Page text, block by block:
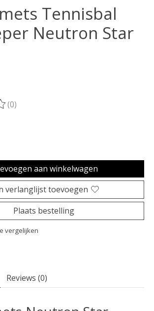
Tennisbal
Neutron Star
dit product is
(0)
aan winkelwagen
verlanglijst toevoegen
Plaats bestelling
vergelijken
Reviews (0)